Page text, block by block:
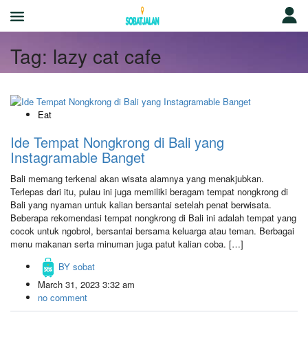
Tag: lazy cat cafe
Eat
Ide Tempat Nongkrong di Bali yang
Instagramable Banget
Bali memang terkenal akan wisata alamnya yang menakjubkan.
Terlepas dari itu, pulau ini juga memiliki beragam tempat nongkrong di
Bali yang nyaman untuk kalian bersantai setelah penat berwisata.
Beberapa rekomendasi tempat nongkrong di Bali ini adalah tempat yang
cocok untuk ngobrol, bersantai bersama keluarga atau teman. Berbagai
menu makanan serta minuman juga patut kalian coba. […]
BY sobat
March 31, 2023 3:32 am
no comment